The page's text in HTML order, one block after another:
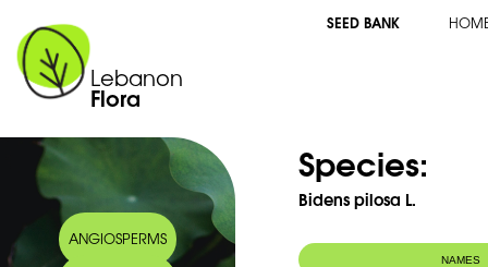
Lebanon
Flora
SEED BANK
ANGIOSPERMS
Species:
Bidens pilosa L.
NAMES